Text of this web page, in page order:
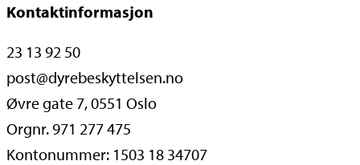
Kontaktinformasjon
23 13 92 50
post@dyrebeskyttelsen.no
Øvre gate 7, 0551 Oslo
Orgnr. 971 277 475
Kontonummer: 1503 18 34707